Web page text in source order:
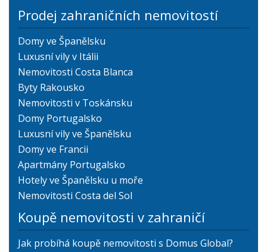
Prodej zahraničních nemovitostí
Domy ve Španělsku
Luxusní vily v Itálii
Nemovitosti Costa Blanca
Byty Rakousko
Nemovitosti v Toskánsku
Domy Portugalsko
Luxusní vily ve Španělsku
Domy ve Francii
Apartmány Portugalsko
Hotely ve Španělsku u moře
Nemovitosti Costa del Sol
Koupě nemovitosti v zahraničí
Jak probíhá koupě nemovitosti s Domus Global?